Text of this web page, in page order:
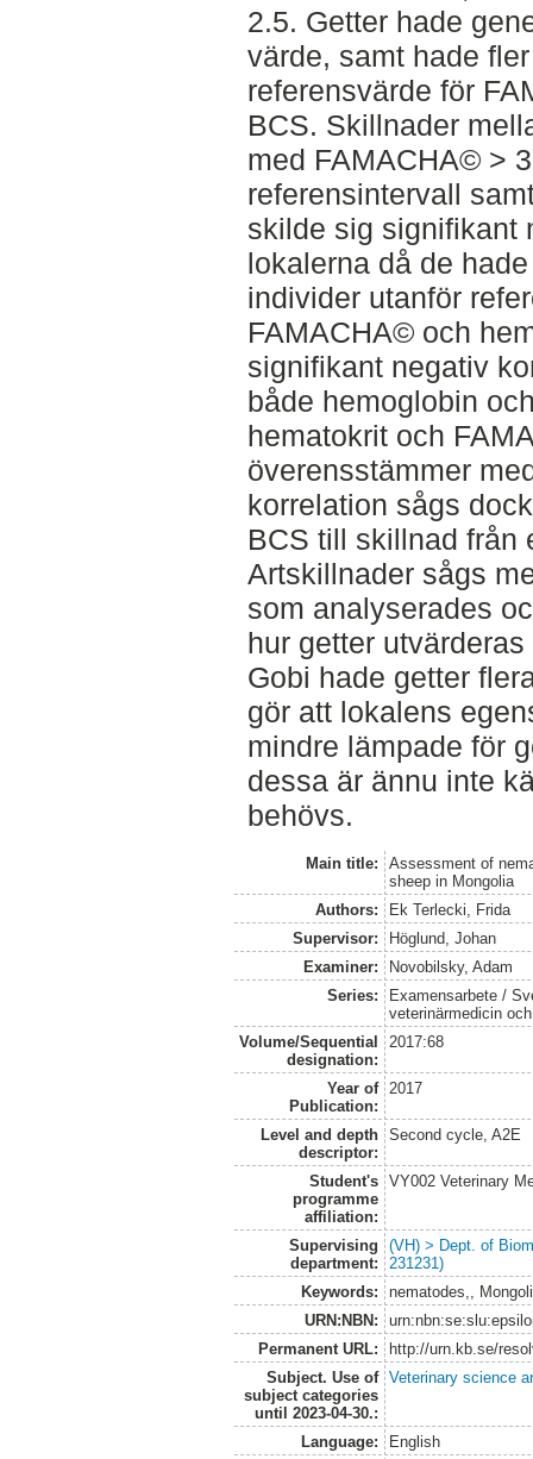
2.5. Getter hade
värde, samt hade
referensvärde för
BCS. Skillnader
med FAMACHA© >
referensintervall
skilde sig signifikant
lokalerna då de
individer utanför
FAMACHA© och
signifikant negativ
både hemoglobin
hematokrit och
överensstämmer
korrelation sågs
BCS till skillnad från
Artskillnader sågs
som analyserades
hur getter
Gobi hade getter
gör att lokalens
mindre lämpade för
dessa är ännu inte
behövs.
Main title:
Assessment of
sheep in Mongolia
Authors:
Ek Terlecki, Frida
Supervisor:
Höglund, Johan
Examiner:
Novobilsky, Adam
Series:
Examensarbete /
veterinärmedicin
Volume/Sequential
designation:
2017:68
Year of
Publication:
2017
Level and depth
descriptor:
Second cycle, A2E
Student's
programme
affiliation:
VY002 Veterinary
Supervising
department:
(VH) > Dept. of
231231)
Keywords:
nematodes,,
URN:NBN:
Permanent URL:
http://urn.kb.se/
Subject. Use of
subject categories
until 2023-04-30.:
Veterinary science
Language:
English